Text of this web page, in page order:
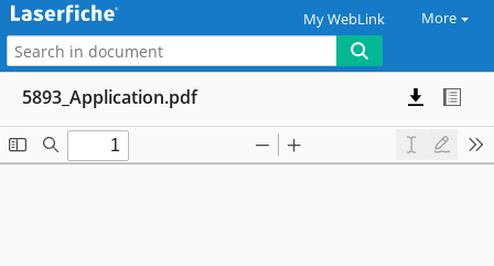
My WebLink More
5893_Application.pdf